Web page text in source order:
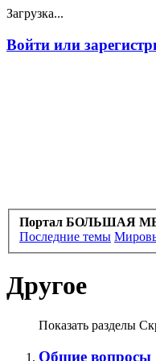
Загрузка...
Войти или
Портал БОЛЬШАЯ
Последние темы
Другое
Показать разделы
Общие вопросы